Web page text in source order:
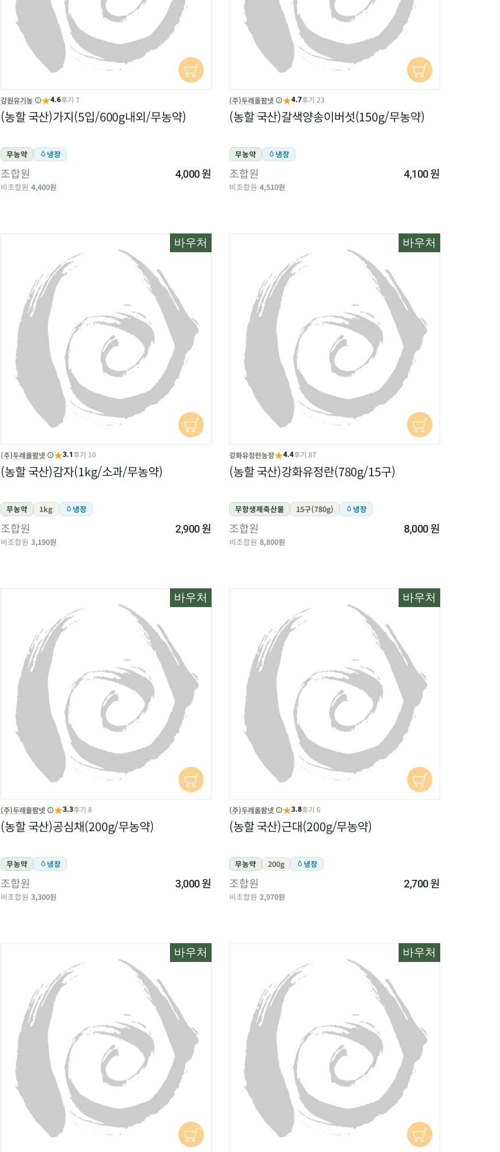
강원유기농 ★4.6후기 7
(농할 국산)가지(5입/600g내외/무농약)
무농약 냉장
조합원 4,000원
비조합원 4,400원
(주)두레올팜넷 ★4.7후기 23
(농할 국산)갈색양송이버섯(150g/무농약)
무농약 냉장
조합원 4,100원
비조합원 4,510원
바우처
(주)두레올팜넷 ★3.1 후기 10
(농할 국산)감자(1kg/소과/무농약)
무농약 1kg 냉장
조합원 2,900원
비조합원 3,190원
바우처
강화유정란농장★4.4후기 87
(농할 국산)강화유정란(780g/15구)
무항생제축산물 15구(780g) 냉장
조합원 8,000원
비조합원 8,800원
바우처
(주)두레올팜넷 ★3.3후기 8
(농할 국산)공심채(200g/무농약)
무농약 냉장
조합원 3,000원
비조합원 3,300원
바우처
(주)두레올팜넷 ★3.8후기 6
(농할 국산)근대(200g/무농약)
무농약 200g 냉장
조합원 2,700원
비조합원 2,970원
바우처 바우처